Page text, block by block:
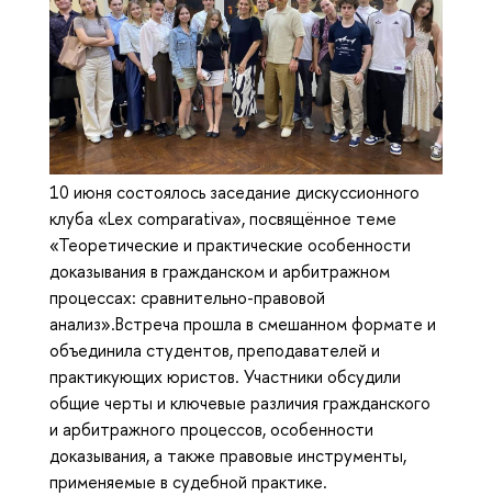
10 июня состоялось заседание дискуссионного
клуба «Lex comparativa», посвящённое теме
«Теоретические и практические особенности
доказывания в гражданском и арбитражном
процессах: сравнительно-правовой
анализ».Встреча прошла в смешанном формате и
объединила студентов, преподавателей и
практикующих юристов. Участники обсудили
общие черты и ключевые различия гражданского
и арбитражного процессов, особенности
доказывания, а также правовые инструменты,
применяемые в судебной практике.